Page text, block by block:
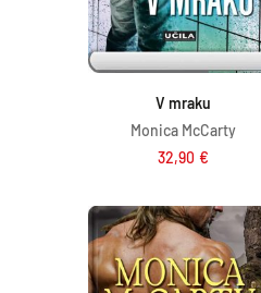
V mraku
Monica McCarty
32,90 €
Dodaj v košarico